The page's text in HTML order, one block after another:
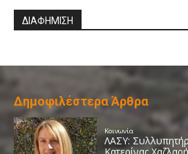
ΔΙΑΦΗΜΙΣΗ
Δημοφιλέστερα Άρθρα